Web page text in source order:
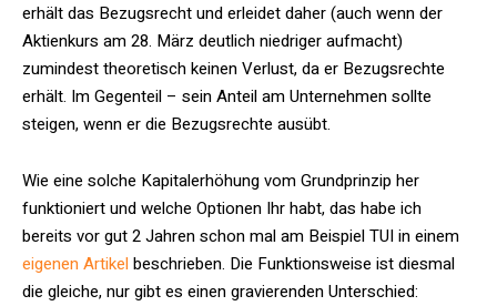
erhält das Bezugsrecht und erleidet daher (auch wenn der
Aktienkurs am 28. März deutlich niedriger aufmacht)
zumindest theoretisch keinen Verlust, da er Bezugsrechte
erhält. Im Gegenteil – sein Anteil am Unternehmen sollte
steigen, wenn er die Bezugsrechte ausübt.
Wie eine solche Kapitalerhöhung vom Grundprinzip her
funktioniert und welche Optionen Ihr habt, das habe ich
bereits vor gut 2 Jahren schon mal am Beispiel TUI in einem
eigenen Artikel beschrieben. Die Funktionsweise ist diesmal
die gleiche, nur gibt es einen gravierenden Unterschied: